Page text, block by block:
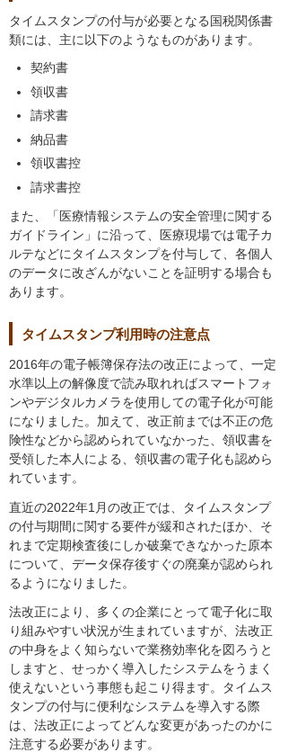
タイムスタンプの付与が必要となる国税関係書
類には、主に以下のようなものがあります。
契約書
領収書
請求書
納品書
領収書控
請求書控
また、「医療情報システムの安全管理に関する
ガイドライン」に沿って、医療現場では電子カ
ルテなどにタイムスタンプを付与して、各個人
のデータに改ざんがないことを証明する場合も
あります。
タイムスタンプ利用時の注意点
2016年の電子帳簿保存法の改正によって、一定
水準以上の解像度で読み取れればスマートフォ
ンやデジタルカメラを使用しての電子化が可能
になりました。加えて、改正前までは不正の危
険性などから認められていなかった、領収書を
受領した本人による、領収書の電子化も認めら
れています。
直近の2022年1月の改正では、タイムスタンプ
の付与期間に関する要件が緩和されたほか、そ
れまで定期検査後にしか破棄できなかった原本
について、データ保存後すぐの廃棄が認められ
るようになりました。
法改正により、多くの企業にとって電子化に取
り組みやすい状況が生まれていますが、法改正
の中身をよく知らないで業務効率化を図ろうと
しますと、せっかく導入したシステムをうまく
使えないという事態も起こり得ます。タイムス
タンプの付与に便利なシステムを導入する際
は、法改正によってどんな変更があったのかに
注意する必要があります。